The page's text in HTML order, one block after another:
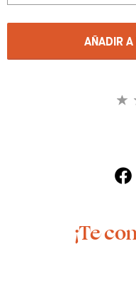
AÑADIR
¡Te